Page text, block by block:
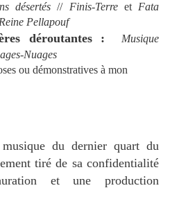
désertés//Finis-Terreet Fata
Pellapouf
déroutantes :Musique
Nuages
ou démonstratives à mon
du dernier quart du
tiré de sa confidentialité
et une production